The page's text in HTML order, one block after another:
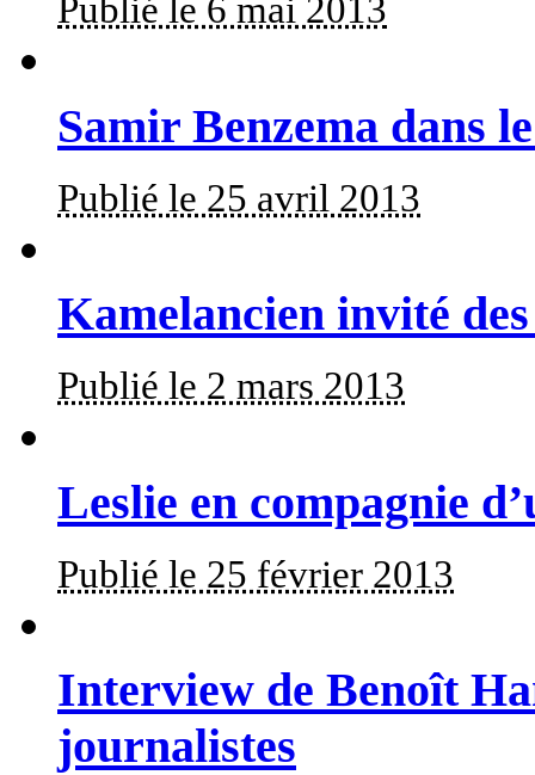
Publié le 6 mai 2013
Samir Benzema dans
Publié le 25 avril 2013
Kamelancien invité
Publié le 2 mars 2013
Leslie en compagnie
Publié le 25 février 2013
Interview de Benoît
journalistes